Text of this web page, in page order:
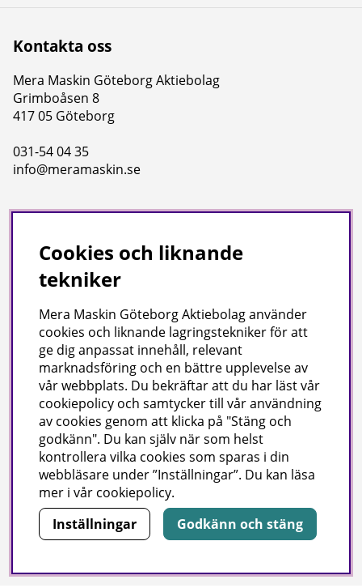
Kontakta oss
Mera Maskin Göteborg Aktiebolag
Grimboåsen 8
417 05 Göteborg
031-54 04 35
info@meramaskin.se
Cookies
Miljö
Vi på Mera Maskin är miljödiplomerade enligt svensk
miljöbas och ISO Certifierade enligt ISO 9001.
Cookies och liknande
tekniker
Mera Maskin Göteborg Aktiebolaganvänder
cookies och liknande lagringstekniker för att
ge dig anpassat innehåll, relevant
marknadsföring och en bättre upplevelse av
vår webbplats. Du bekräftar att du har läst vår
cookiepolicy och samtycker till vår användning
av cookies genom att klicka på "Stäng och
godkänn". Du kan själv när som helst
kontrollera vilka cookies som sparas i din
webbläsare under ”Inställningar”. Du kan läsa
mer i vår cookiepolicy.
Inställningar
Godkänn och stäng